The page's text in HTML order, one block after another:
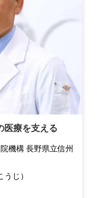
医療を支える
機構 長野県立信州
じ）